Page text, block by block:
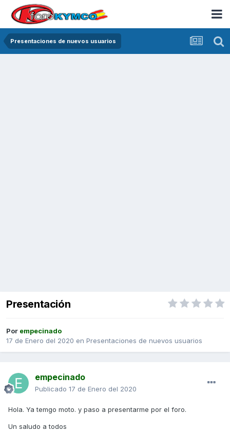
Presentaciones de nuevos usuarios
Presentación
Por empecinado
17 de Enero del 2020 en Presentaciones de nuevos usuarios
empecinado
Publicado 17 de Enero del 2020
Hola. Ya temgo moto. y paso a presentarme por el foro.
Un saludo a todos